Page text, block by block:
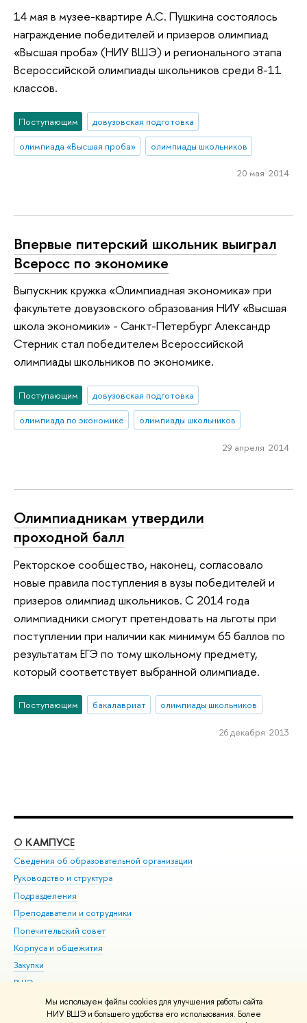
Мы используем файлы cookies для улучшения работы сайта
НИУ ВШЭ и большего удобства его использования. Более
14 мая в музее-квартире А.С. Пушкина состоялось
награждение победителей и призеров олимпиад
«Высшая проба» (НИУ ВШЭ) и регионального этапа
Всероссийской олимпиады школьников среди 8-11
классов.
Поступающим
довузовская подготовка
олимпиада «Высшая проба»
олимпиады школьников
20 мая 2014
Впервые питерский школьник выиграл
Всеросс по экономике
Выпускник кружка «Олимпиадная экономика» при
факультете довузовского образования НИУ «Высшая
школа экономики» - Санкт-Петербург Александр
Стерник стал победителем Всероссийской
олимпиады школьников по экономике.
Поступающим
довузовская подготовка
олимпиада по экономике
олимпиады школьников
29 апреля 2014
Олимпиадникам утвердили
проходной балл
Ректорское сообщество, наконец, согласовало
новые правила поступления в вузы победителей и
призеров олимпиад школьников. С 2014 года
олимпиадники смогут претендовать на льготы при
поступлении при наличии как минимум 65 баллов по
результатам ЕГЭ по тому школьному предмету,
который соответствует выбранной олимпиаде.
Поступающим бакалавриат олимпиады школьников
26 декабря 2013
О КАМПУСЕ
Сведения об образовательной организации
Руководство и структура
Подразделения
Преподаватели и сотрудники
Попечительский совет
Корпуса и общежития
Закупки
ВШЭ для студентов с ограниченными возможностями
здоровья и инвалидностью
Версия для слабовидящих